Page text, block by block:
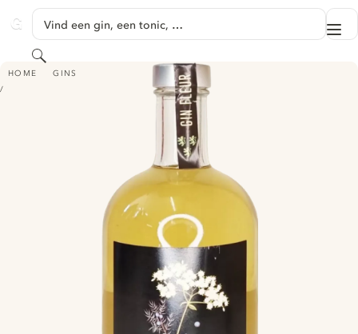
GINVENTORY
Vind een gin, een tonic, …
Zoeken
HOME GINS
GIN FLEUR